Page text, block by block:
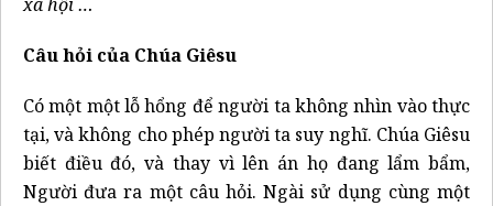
Câu hỏi của Chúa Giêsu
Có một một lỗ hổng để người ta không nhìn vào thực
tại, và không cho phép người ta suy nghĩ. Chúa Giêsu
biết điều đó, và thay vì lên án họ đang lẩm bẩm,
Người đưa ra một câu hỏi. Ngài sử dụng cùng một